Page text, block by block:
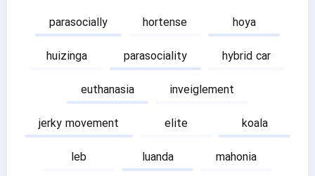
parasocially hortense
hoya
huizinga
parasociality
hybrid car
euthanasia
inveiglement
jerky movement
elite
koala
leb
luanda
mahonia